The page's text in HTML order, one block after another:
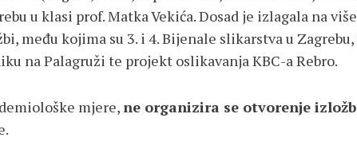
u klasi prof. Matka Vekića. Dosad je izlagala na
među kojima su 3. i 4. Bijenale slikarstva u Zagrebu,
na Palagruži te projekt oslikavanja KBC-a Rebro.
mjere,ne organizira se otvorenje